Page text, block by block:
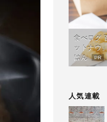
食べログ
ットナウ
はん
PR
人気連載